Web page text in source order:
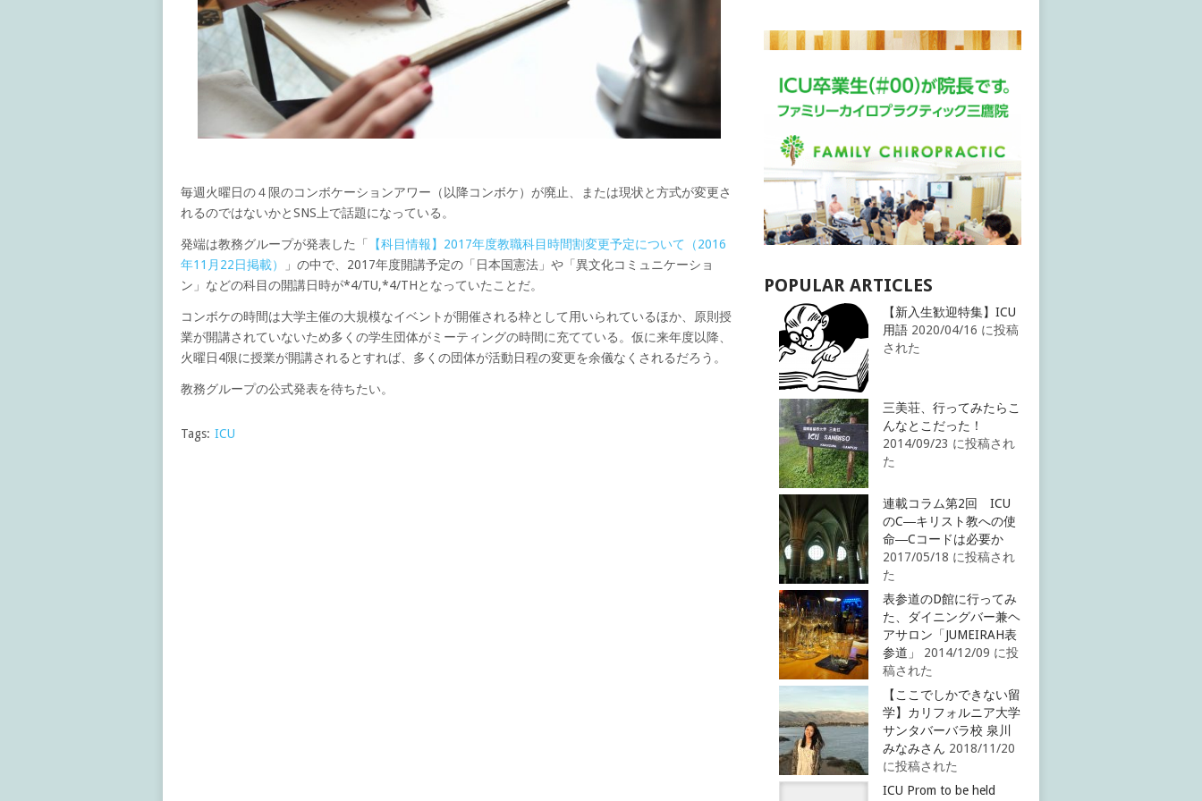
毎週火曜日の４限のコンボケーションアワー（以降コンボケ）が廃止、または現状と方式が変更さ
れるのではないかとSNS上で話題になっている。
発端は教務グループが発表した「
【科目情報】2017年度教職科目時間割変更予定について（2016
年11月22日掲載）
」の中で、2017年度開講予定の「日本国憲法」や「異文化コミュニケーショ
ン」などの科目の開講日時が*4/TU,*4/THとなっていたことだ。
コンボケの時間は大学主催の大規模なイベントが開催される枠として用いられているほか、原則授
業が開講されていないため多くの学生団体がミーティングの時間に充てている。仮に来年度以降、
火曜日4限に授業が開講されるとすれば、多くの団体が活動日程の変更を余儀なくされるだろう。
教務グループの公式発表を待ちたい。
Tags: ICU
POPULAR ARTICLES
【新入生歓迎特集】ICU
用語 2020/04/16 に投稿
された
三美荘、行ってみたらこ
んなとこだった！
2014/09/23 に投稿され
た
連載コラム第2回 ICU
のC―キリスト教への使
命―Cコードは必要か
2017/05/18 に投稿され
た
表参道のD館に行ってみ
た、ダイニングバー兼ヘ
アサロン「JUMEIRAH表
参道」
2014/12/09 に投
稿された
【ここでしかできない留
学】カリフォルニア大学
サンタバーバラ校 泉川
みなみさん 2018/11/20
に投稿された
ICU Prom to be held